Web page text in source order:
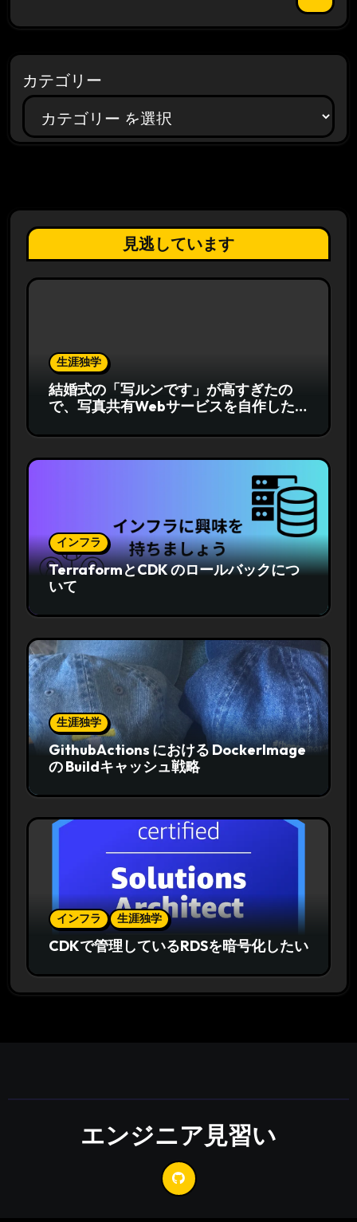
カテゴリー
見逃しています
生涯独学
結婚式の「写ルンです」が高すぎたの
で、写真共有Webサービスを自作した
インフラ
TerraformとCDK のロールバックにつ
いて
生涯独学
GithubActions における DockerImage
の Buildキャッシュ戦略
インフラ 生涯独学
CDKで管理しているRDSを暗号化したい
エンジニア見習い